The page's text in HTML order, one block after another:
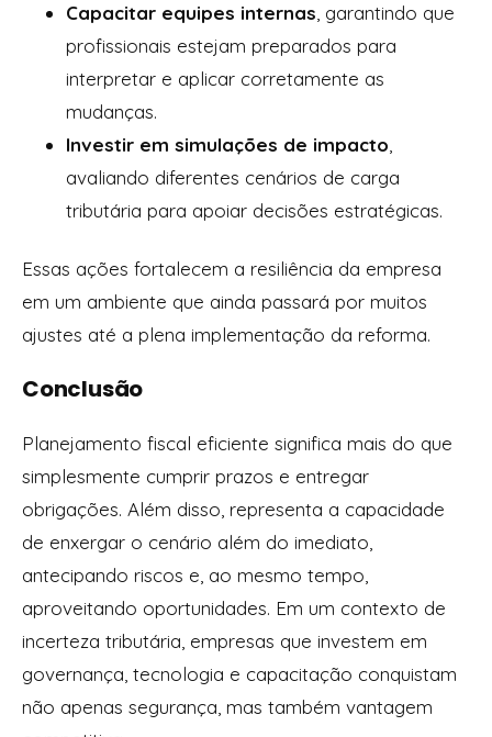
Capacitar equipes internas, garantindo que
profissionais estejam preparados para
interpretar e aplicar corretamente as
mudanças.
Investir em simulações de impacto,
avaliando diferentes cenários de carga
tributária para apoiar decisões estratégicas.
Essas ações fortalecem a resiliência da empresa
em um ambiente que ainda passará por muitos
ajustes até a plena implementação da reforma.
Conclusão
Planejamento fiscal eficiente significa mais do que
simplesmente cumprir prazos e entregar
obrigações. Além disso, representa a capacidade
de enxergar o cenário além do imediato,
antecipando riscos e, ao mesmo tempo,
aproveitando oportunidades. Em um contexto de
incerteza tributária, empresas que investem em
governança, tecnologia e capacitação conquistam
não apenas segurança, mas também vantagem